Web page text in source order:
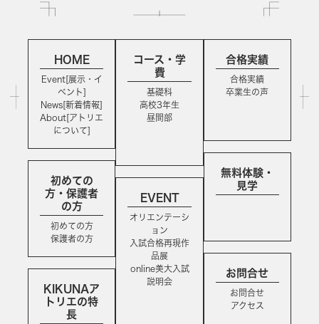
HOME
Event[展示・イ
ベント]
News[新着情報]
About[アトリエ
について]
初めての
方・保護者
の方
初めての方
保護者の方
KIKUNAア
トリエの特
長
コース・学
費
基礎科
高校3年生
昼間部
EVENT
オリエンテーシ
ョン
入試合格再現作
品展
online美大入試
説明会
合格実績
合格実績
卒業生の声
無料体験・
見学
お問合せ
お問合せ
アクセス